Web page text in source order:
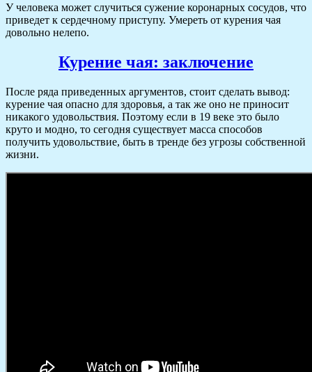
У человека может случиться сужение коронарных сосудов, что
приведет к сердечному приступу. Умереть от курения чая
довольно нелепо.
Курение чая: заключение
После ряда приведенных аргументов, стоит сделать вывод:
курение чая опасно для здоровья, а так же оно не приносит
никакого удовольствия. Поэтому если в 19 веке это было
круто и модно, то сегодня существует масса способов
получить удовольствие, быть в тренде без угрозы собственной
жизни.